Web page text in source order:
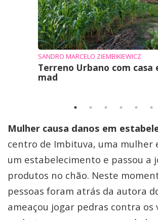
SANDRO MARCELO ZIEMBIKIEWICZ
Terreno Urbano com casa
mad
Mulher causa danos em
centro de Imbituva, uma mulher
um estabelecimento e passou a
produtos no chão. Neste
pessoas foram atrás da autora
ameaçou jogar pedras contra os